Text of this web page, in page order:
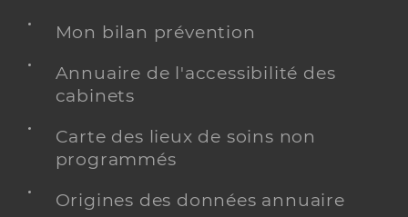
Dr Iuga Madalina-Andreea
Ophtalmologue
Professionel de santé
Ophtalmologie
Mon bilan prévention
Annuaire de l'accessibilité des
cabinets
Carte des lieux de soins non
programmés
Origines des données annuaire